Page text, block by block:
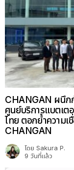
CHANGAN ผนึก
ศูนย์บริการแบตเต
ไทย ตอกย้ำความเ
CHANGAN
โดย Sakura P.
9 วันที่แล้ว